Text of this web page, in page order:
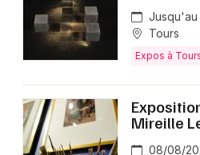
Jusqu'au
Tours
Expos à
Mireille
08/08/